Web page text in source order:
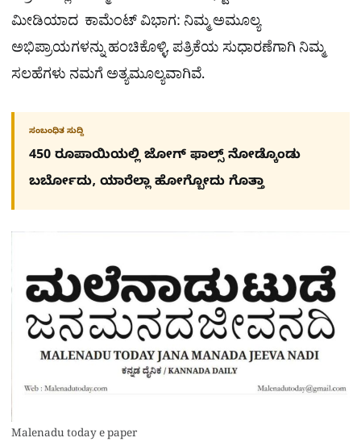
ಮೀಡಿಯಾದ ಕಾಮೆಂಟ್ ವಿಭಾಗ: ನಿಮ್ಮ ಅಮೂಲ್ಯ
ಅಭಿಪ್ರಾಯಗಳನ್ನು ಹಂಚಿಕೊಳ್ಳಿ. ಪತ್ರಿಕೆಯ ಸುಧಾರಣೆಗಾಗಿ ನಿಮ್ಮ
ಸಲಹೆಗಳು ನಮಗೆ ಅತ್ಯಮೂಲ್ಯವಾಗಿವೆ.
ಸಂಬಂಧಿತ ಸುದ್ದಿ
450 ರೂಪಾಯಿಯಲ್ಲಿ ಜೋಗ್​ ಫಾಲ್ಸ್​ ನೋಡ್ಕೊಂಡು
ಬರ್ಬೋದು, ಯಾರೆಲ್ಲಾ ಹೋಗ್ಬೋದು ಗೊತ್ತಾ
Malenadu today e paper